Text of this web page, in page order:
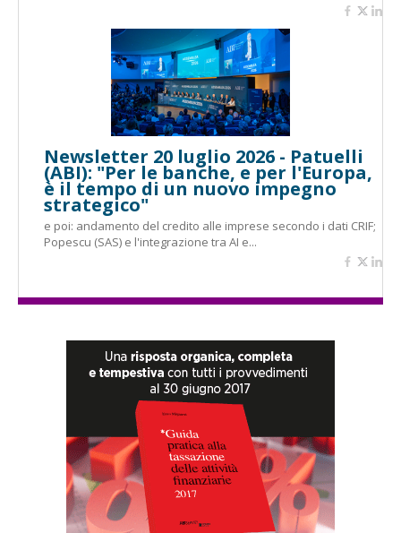
Newsletter 20 luglio 2026 - Patuelli
(ABI): "Per le banche, e per l'Europa,
è il tempo di un nuovo impegno
strategico"
e poi: andamento del credito alle imprese secondo i dati CRIF;
Popescu (SAS) e l'integrazione tra AI e...